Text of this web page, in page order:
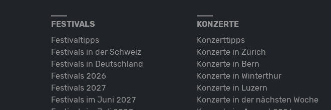
FESTIVALS
Festivaltipps
Festivals in der Schweiz
Festivals in Deutschland
Festivals 2026
Festivals 2027
Festivals im Juni 2027
KONZERTE
Konzerttipps
Konzerte in Zürich
Konzerte in Bern
Konzerte in Winterthur
Konzerte in Luzern
Konzerte in der nächsten Woche